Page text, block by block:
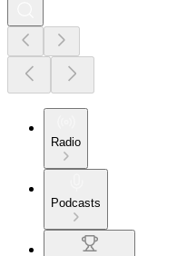
Radio
Podcasts